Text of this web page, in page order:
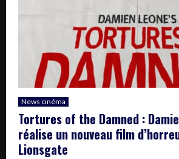
News cinéma
Tortures of the Damned :
réalise un nouveau film
Lionsgate